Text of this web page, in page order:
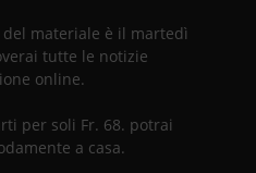
materiale è il martedì
tutte le notizie
online.
per soli Fr. 68. potrai
a casa.